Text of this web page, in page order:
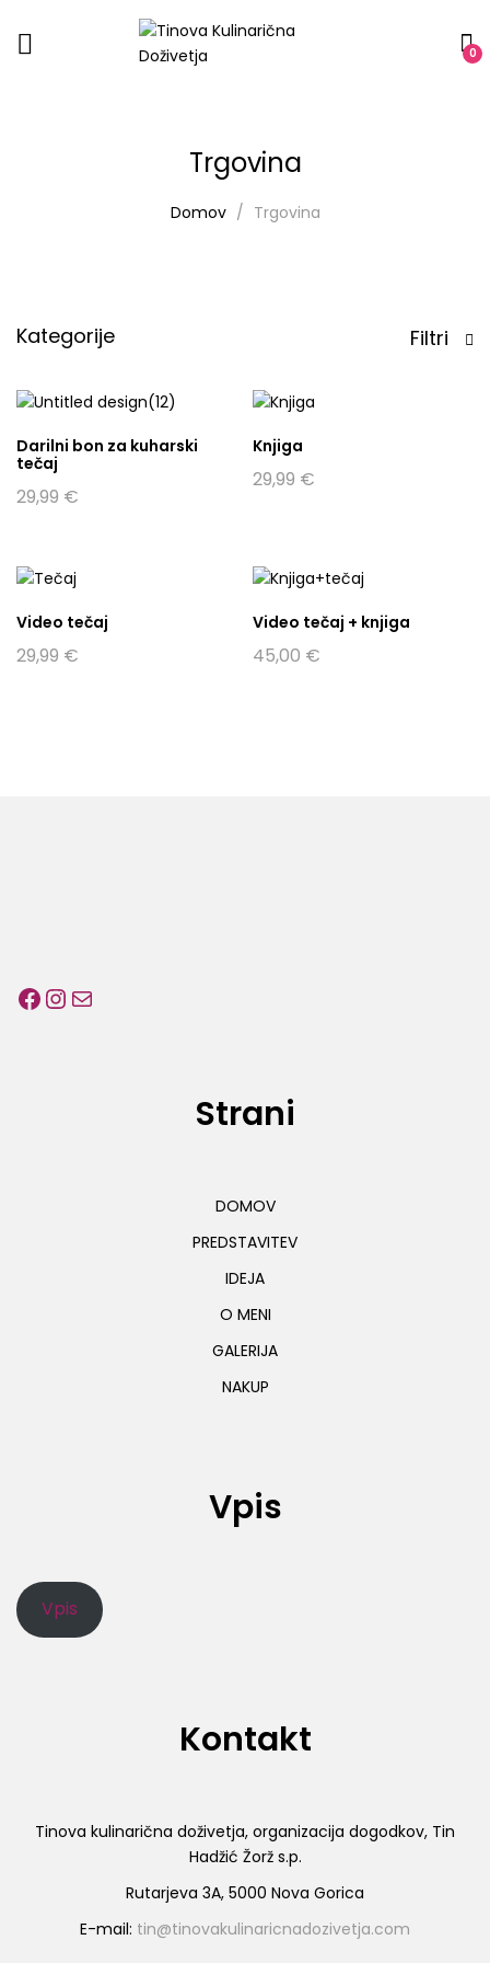
0
Trgovina
Domov Trgovina
Kategorije Filtri
Darilni bon za kuharski
tečaj
29,99 €
Knjiga
29,99 €
Video tečaj
29,99 €
Video tečaj + knjiga
45,00 €
Facebook
Instagram
E-pošta
Strani
DOMOV
PREDSTAVITEV
IDEJA
O MENI
GALERIJA
NAKUP
Vpis
Vpis
Kontakt
Tinova kulinarična doživetja, organizacija dogodkov, Tin
Hadžić Žorž s.p.
Rutarjeva 3A, 5000 Nova Gorica
E-mail: tin@tinovakulinaricnadozivetja.com